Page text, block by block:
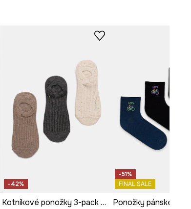
-42%
Kotníkové ponožky 3-pack pánské bavlněné
-51%
FINAL SALE
Ponožky pánské 3-